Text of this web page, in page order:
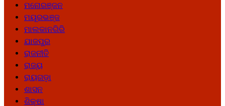
ମନୋରଞ୍ଜନ
ମୟୂରଭଞ୍ଜ
ମାଲକାନଗିରି
ଯାଜପୁର
ରାଜନୀତି
ରାଜ୍ୟ
ରାୟଗଡ଼ା
ଶାସନ
ଶିକ୍ଷା